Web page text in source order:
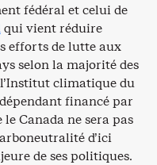
fédéral et celui de
qui vient réduire
efforts de lutte aux
selon la majorité des
climatique du
financé par
le Canada ne sera pas
d’ici
de ses politiques.